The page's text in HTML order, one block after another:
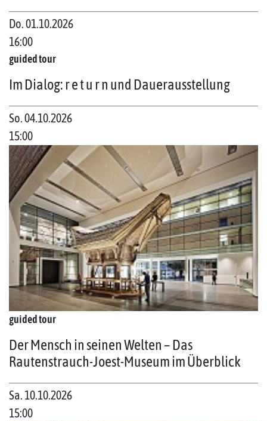
Do. 01.10.2026
16:00
guided tour
Im Dialog: r e t u r n und Dauerausstellung
So. 04.10.2026
15:00
guided tour
Der Mensch in seinen Welten – Das
Rautenstrauch-Joest-Museum im Überblick
Sa. 10.10.2026
15:00